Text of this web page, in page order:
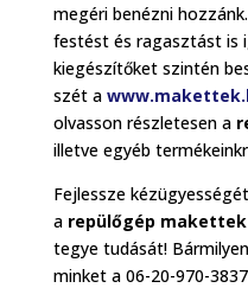
megéri benézni
festést és ragasztást is
kiegészítőket szintén
szét a
olvasson részletesen a
illetve egyéb
Fejlessze
a repülőgép makettek
tegye tudását!
minket a 06-20-970-